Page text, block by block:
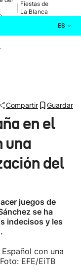
Fiestas de
La Blanca
ES
Compartir Guardar
en el
una
del
juegos de
se ha
indecisos y les
con una
EFE/EiTB